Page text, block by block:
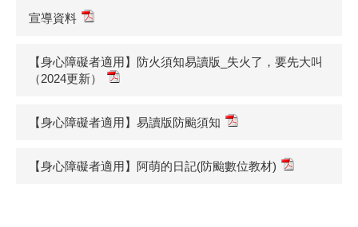
宣導資料
【身心障礙者適用】防火須知易讀版_失火了，要先大叫
（2024更新）
【身心障礙者適用】易讀版防颱須知
【身心障礙者適用】阿萌的日記(防颱數位教材)